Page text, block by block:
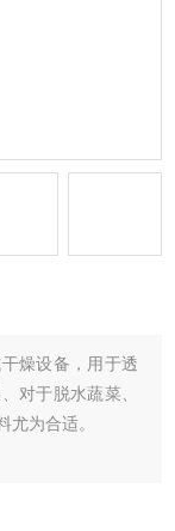
燥设备，用于透
对于脱水蔬菜、
为合适。